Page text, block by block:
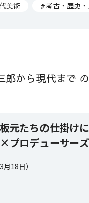
美術 #考古・歴史
から現代まで
元たちの仕掛け
プロデューサーズ
18日）